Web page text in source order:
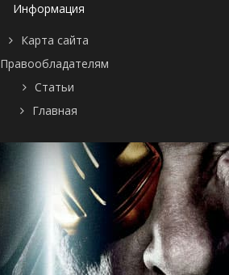
Информация
Карта сайта
Правообладателям
Статьи
Главная